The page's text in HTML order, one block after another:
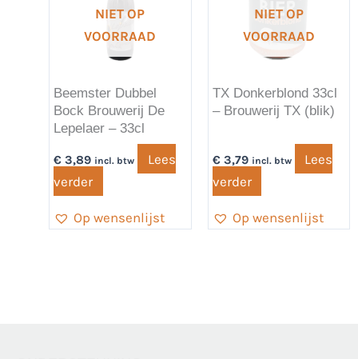
NIET OP
VOORRAAD
Beemster Dubbel
Bock Brouwerij De
Lepelaer – 33cl
€ 3,89 incl. btw
Lees
verder
Op wensenlijst
NIET OP
VOORRAAD
TX Donkerblond 33cl
– Brouwerij TX (blik)
€3,79 incl. btw
Lees
verder
Op wensenlijst